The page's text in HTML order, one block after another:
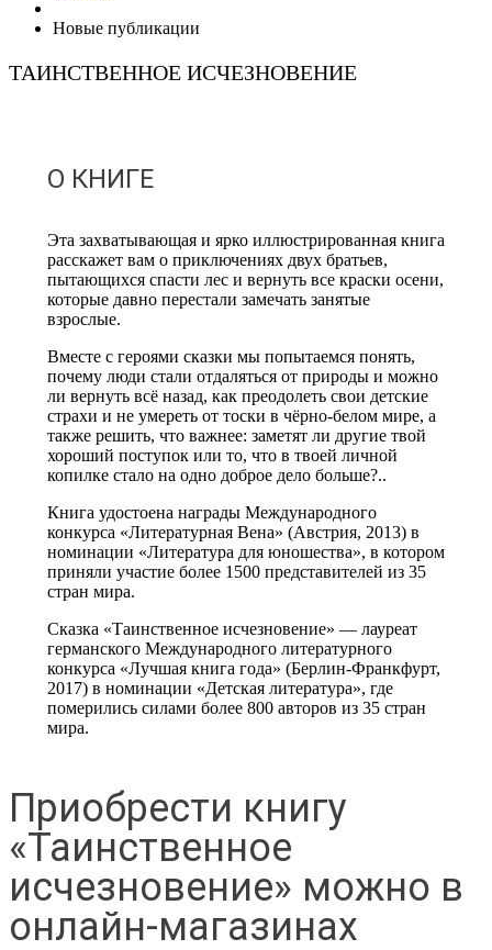
Новые публикации
ТАИНСТВЕННОЕ ИСЧЕЗНОВЕНИЕ
О КНИГЕ
Эта захватывающая и ярко иллюстрированная книга
расскажет вам о приключениях двух братьев,
пытающихся спасти лес и вернуть все краски осени,
которые давно перестали замечать занятые
взрослые.
Вместе с героями сказки мы попытаемся понять,
почему люди стали отдаляться от природы и можно
ли вернуть всё назад, как преодолеть свои детские
страхи и не умереть от тоски в чёрно-белом мире, а
также решить, что важнее: заметят ли другие твой
хороший поступок или то, что в твоей личной
копилке стало на одно доброе дело больше?..
Книга удостоена награды Международного
конкурса «Литературная Вена» (Австрия, 2013) в
номинации «Литература для юношества», в котором
приняли участие более 1500 представителей из 35
стран мира.
Сказка «Таинственное исчезновение» — лауреат
германского Международного литературного
конкурса «Лучшая книга года» (Берлин-Франкфурт,
2017) в номинации «Детская литература», где
померились силами более 800 авторов из 35 стран
мира.
Приобрести книгу
«Таинственное
исчезновение» можно в
онлайн-магазинах